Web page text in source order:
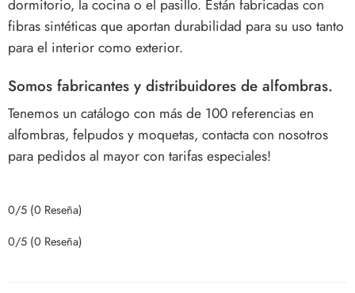
dormitorio, la cocina o el pasillo. Están fabricadas con
fibras sintéticas que aportan durabilidad para su uso tanto
para el interior como exterior.
Somos fabricantes y distribuidores de alfombras.
Tenemos un catálogo con más de 100 referencias en
alfombras, felpudos y moquetas, contacta con nosotros
para pedidos al mayor con tarifas especiales!
0/5 (0 Reseña)
0/5 (0 Reseña)